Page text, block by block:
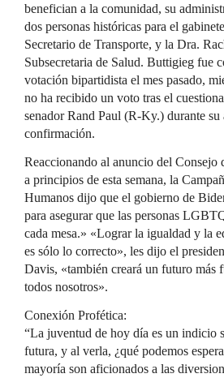
benefician a la comunidad, su
dos personas históricas para el
Secretario de Transporte, y la Dra.
Subsecretaria de Salud. Buttigieg fue
votación bipartidista el mes pasado,
no ha recibido un voto tras el
senador Rand Paul (R-Ky.) durante su
confirmación.
Reaccionando al anuncio del Consejo
a principios de esta semana, la
Humanos dijo que el gobierno de
para asegurar que las personas
cada mesa.» «Lograr la igualdad y la
es sólo lo correcto», les dijo el
Davis, «también creará un futuro más
todos nosotros».
Conexión Profética:
“La juventud de hoy día es un indicio
futura, y al verla, ¿qué podemos
mayoría son aficionados a las